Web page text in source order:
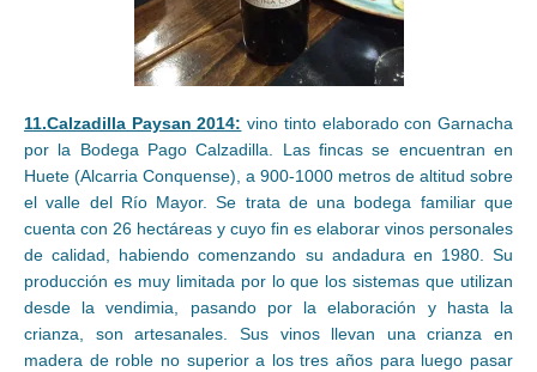
11.Calzadilla Paysan 2014: vino tinto elaborado con Garnacha
por la Bodega Pago Calzadilla. Las fincas se encuentran en
Huete (Alcarria Conquense), a 900-1000 metros de altitud sobre
el valle del Río Mayor. Se trata de una bodega familiar que
cuenta con 26 hectáreas y cuyo fin es elaborar vinos personales
de calidad, habiendo comenzando su andadura en 1980. Su
producción es muy limitada por lo que los sistemas que utilizan
desde la vendimia, pasando por la elaboración y hasta la
crianza, son artesanales. Sus vinos llevan una crianza en
madera de roble no superior a los tres años para luego pasar